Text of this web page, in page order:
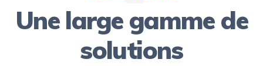
Une large gamme de
solutions